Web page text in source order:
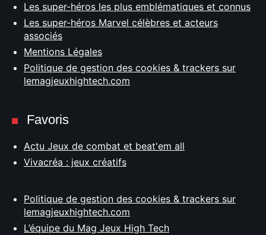
Les super-héros les plus emblématiques et connus
Les super-héros Marvel célèbres et acteurs
associés
Mentions Légales
Politique de gestion des cookies & trackers sur
lemagjeuxhightech.com
Favoris
Actu Jeux de combat et beat'em all
Vivacréa : jeux créatifs
Politique de gestion des cookies & trackers sur
lemagjeuxhightech.com
L’équipe du Mag Jeux High Tech